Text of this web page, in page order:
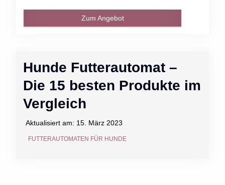
Hunde Futterautomat –
Die 15 besten Produkte im
Vergleich
Aktualisiert am: 15. März 2023
FUTTERAUTOMATEN FÜR HUNDE
Zum Angebot